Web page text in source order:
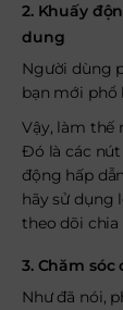
2. Khuấy
dung
Người dùng
bạn mới phổ
Vậy, làm thế
Đó là các
động hấp
hãy sử dụng
theo dõi chia
3. Chăm
Như đã nói,